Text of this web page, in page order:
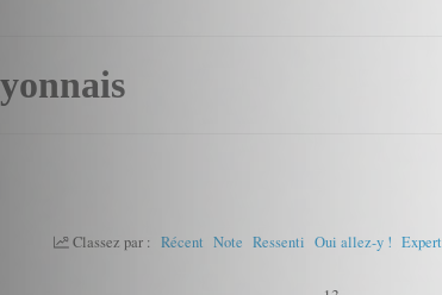
Classez par : Récent Note Ressenti Oui allez-y ! Expert